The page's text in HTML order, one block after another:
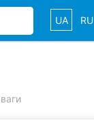
UA RU